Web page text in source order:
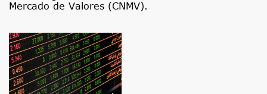
Mercado de Valores (CNMV).